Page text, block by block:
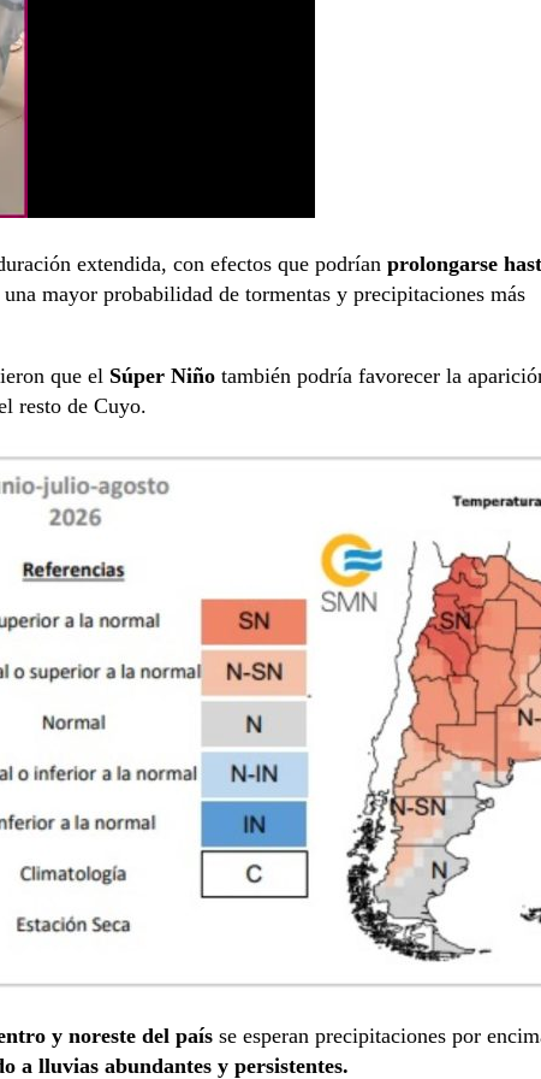
extendida, con efectos que podrían prolongarse
mayor probabilidad de tormentas y precipitaciones más
que el Súper Niño también podría favorecer la
resto de Cuyo.
y noreste del país se esperan precipitaciones por
a lluvias abundantes y persistentes.